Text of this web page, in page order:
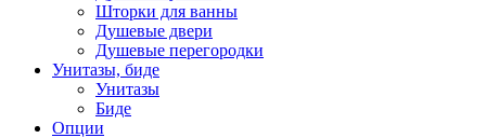
Шторки для ванны
Душевые двери
Душевые перегородки
Унитазы, биде
Унитазы
Биде
Опции